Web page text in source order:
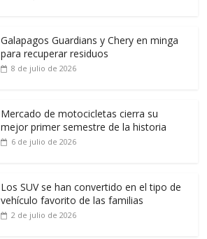
Galapagos Guardians y Chery en minga
para recuperar residuos
8 de julio de 2026
Mercado de motocicletas cierra su
mejor primer semestre de la historia
6 de julio de 2026
Los SUV se han convertido en el tipo de
vehículo favorito de las familias
2 de julio de 2026